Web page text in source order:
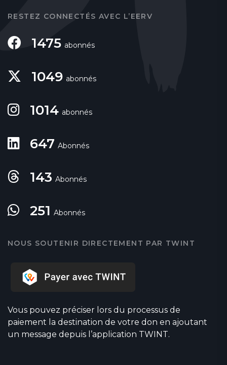
RESTEZ CONNECTÉS AVEC L’EERV
1475 abonnés
1049 abonnés
1014 abonnés
647 Abonnés
143 Abonnés
251 Abonnés
NOUS SOUTENIR DIRECTEMENT PAR TWINT
Vous pouvez préciser lors du processus de
paiement la destination de votre don en ajoutant
un message depuis l’application TWINT.